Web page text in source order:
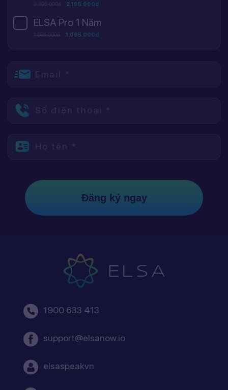
3.395.000đ 2.195.000đ
ELSA Pro 1 Năm
1.595.000đ 1.095.000đ
Email *
Số điện thoại *
Họ tên *
Đăng ký ngay
1900 633 413
support@elsanow.io
elsaspeakvn